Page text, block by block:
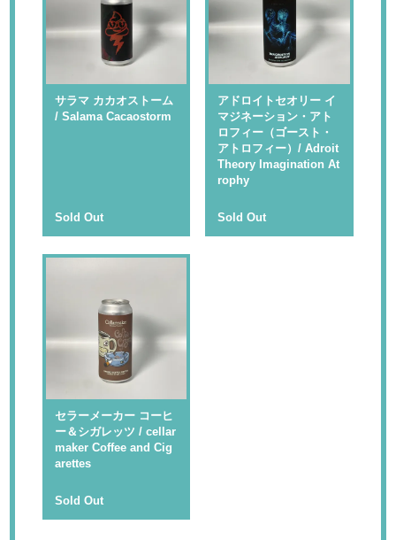
サラマ カカオストーム
/ Salama Cacaostorm
Sold Out
アドロイトセオリー イ
マジネーション・アト
ロフィー（ゴースト・
アトロフィー）/ Adroit
Theory Imagination At
rophy
Sold Out
セラーメーカー コーヒ
ー＆シガレッツ / cellar
maker Coffee and Cig
arettes
Sold Out